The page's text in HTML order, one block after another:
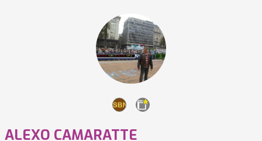
ALEXO CAMARATTE